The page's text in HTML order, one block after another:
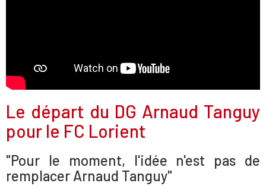
Le départ du DG Arnaud Tanguy
pour le FC Lorient
"Pour le moment, l'idée n'est pas de
remplacer Arnaud Tanguy"